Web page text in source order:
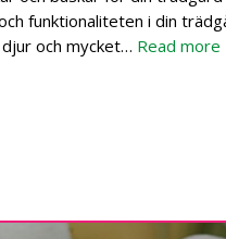
funktionaliteten i din
och mycket… Read more